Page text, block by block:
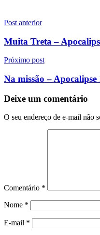
Navegação
de
Post anterior
Muita Treta –
Próximo post
Na missão – Apocalipse
Deixe um comentário
O seu endereço de e-mail não
Comentário *
Nome *
E-mail *